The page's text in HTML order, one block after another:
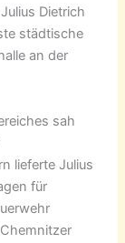
Dietrich
städtische
an der
sah
lieferte Julius
für